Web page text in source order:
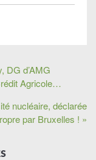
DG d’AMG
Agricole…
nucléaire, déclarée
par Bruxelles ! »